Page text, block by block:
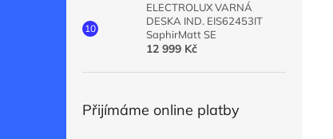
ELECTROLUX VARNÁ
DESKA IND. EIS62453IT
SaphirMatt SE
12 999 Kč
Přijímáme online platby